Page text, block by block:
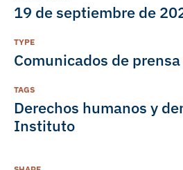
19 de septiembre de
TYPE
Comunicados de prensa
TAGS
Derechos humanos y
Instituto